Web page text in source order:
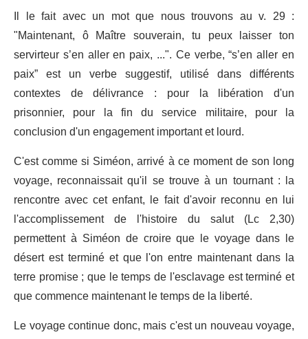
Il le fait avec un mot que nous trouvons au v. 29 :
"Maintenant, ô Maître souverain, tu peux laisser ton
servirteur s’en aller en paix, ...". Ce verbe, “s’en aller en
paix” est un verbe suggestif, utilisé dans différents
contextes de délivrance : pour la libération d'un
prisonnier, pour la fin du service militaire, pour la
conclusion d'un engagement important et lourd.
C'est comme si Siméon, arrivé à ce moment de son long
voyage, reconnaissait qu'il se trouve à un tournant : la
rencontre avec cet enfant, le fait d'avoir reconnu en lui
l'accomplissement de l'histoire du salut (Lc 2,30)
permettent à Siméon de croire que le voyage dans le
désert est terminé et que l'on entre maintenant dans la
terre promise ; que le temps de l'esclavage est terminé et
que commence maintenant le temps de la liberté.
Le voyage continue donc, mais c'est un nouveau voyage,